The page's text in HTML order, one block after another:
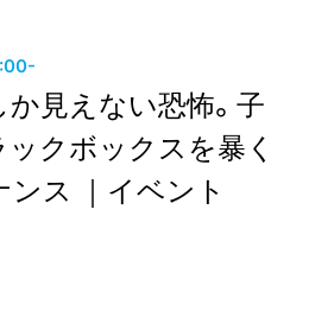
か見えない恐怖。子
クボックスを暴く
ス ｜イベント